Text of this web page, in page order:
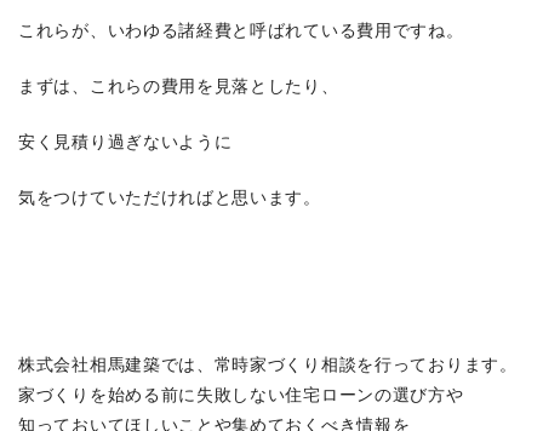
これらが、いわゆる諸経費と呼ばれている費用ですね。
まずは、これらの費用を見落としたり、
安く見積り過ぎないように
気をつけていただければと思います。
株式会社相馬建築では、常時家づくり相談を行っております。
家づくりを始める前に失敗しない住宅ローンの選び方や
知っておいてほしいことや集めておくべき情報を